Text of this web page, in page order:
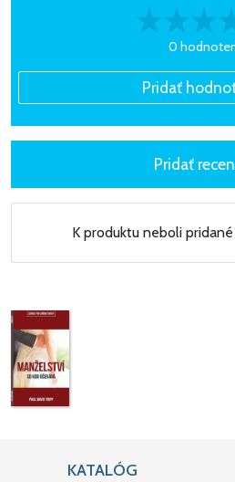
0
K produktu neboli
KATALÓG